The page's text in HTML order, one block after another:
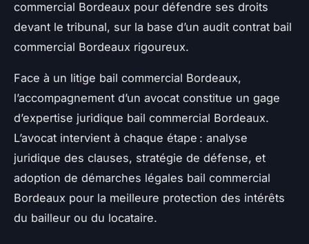
commercial Bordeaux pour défendre ses droits
devant le tribunal, sur la base d’un audit contrat bail
commercial Bordeaux rigoureux.
Face à un litige bail commercial Bordeaux,
l’accompagnement d’un avocat constitue un gage
d’expertise juridique bail commercial Bordeaux.
L’avocat intervient à chaque étape : analyse
juridique des clauses, stratégie de défense, et
adoption de démarches légales bail commercial
Bordeaux pour la meilleure protection des intérêts
du bailleur ou du locataire.